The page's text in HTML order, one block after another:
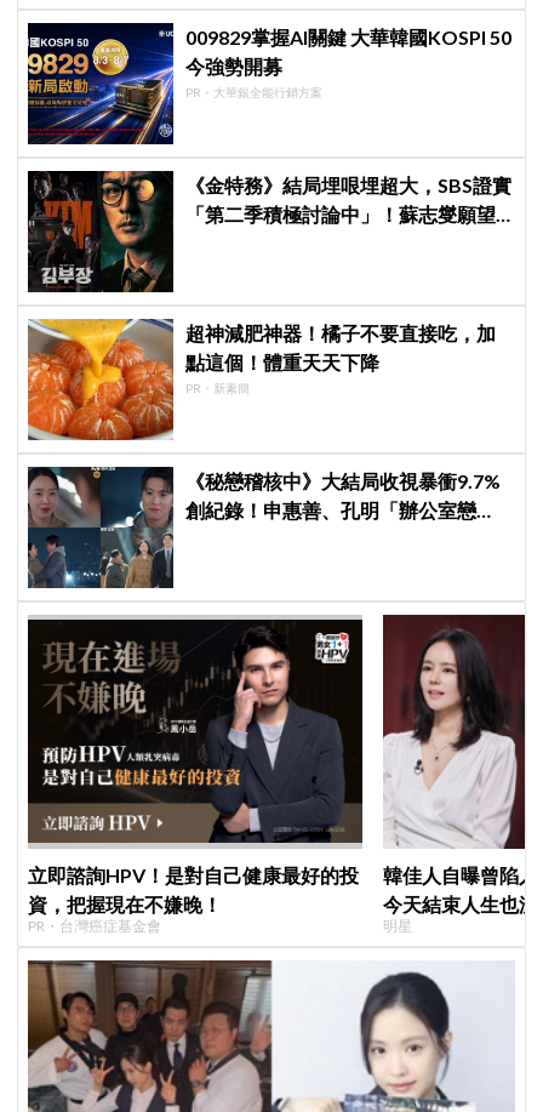
009829掌握AI關鍵 大華韓國KOSPI 50
今強勢開募
PR・大華銀全能行銷方案
《金特務》結局埋哏埋超大，SBS證實
「第二季積極討論中」！蘇志燮願望
超神減肥神器！橘子不要直接吃，加
點這個！體重天天下降
PR・新素簡
《秘戀稽核中》大結局收視暴衝9.7%
創紀錄！申惠善、孔明「辦公室戀
立即諮詢HPV！是對自己健康最好的投
資，把握現在不嫌晚！
PR・台灣癌症基金會
韓佳人自曝曾陷
今天結束人生也
YouTube重拾生
明星